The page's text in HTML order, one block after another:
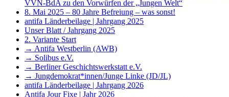
VVN-BdA zu den Vorwürfen der „Jungen Welt“
8. Mai 2025 – 80 Jahre Befreiung – was sonst!
antifa Länderbeilage | Jahrgang 2025
Unser Blatt / Jahrgang 2025
2. Variante Start
→ Antifa Westberlin (AWB)
→ Solibus e.V.
→ Berliner Geschichtswerkstatt e.V.
→ Jungdemokrat*innen/Junge Linke (JD/JL)
antifa Länderbeilage | Jahrgang 2026
Antifa Jour Fixe | Jahr 2026